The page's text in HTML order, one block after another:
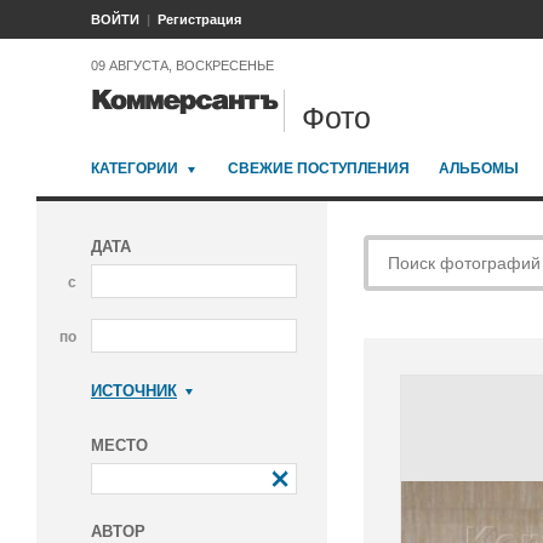
ВОЙТИ Регистрация
09 АВГУСТА, ВОСКРЕСЕНЬЕ
Фото
КАТЕГОРИИ СВЕЖИЕ ПОСТУПЛЕНИЯ АЛЬБОМЫ
ДАТА
с
по
ИСТОЧНИК
МЕСТО
АВТОР